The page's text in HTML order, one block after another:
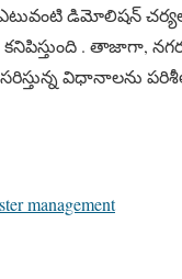
డిమోలిషన్
కనిపిస్తుంది .
management